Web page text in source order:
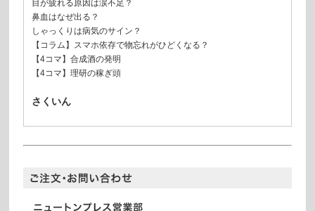
目が疲れる原因は涙不足？
鼻血はなぜ出る？
しゃっくりは病気のサイン？
【コラム】スマホ依存で物忘れがひどくなる？
【4コマ】合成酒の発明
【4コマ】理研の稼ぎ頭
さくいん